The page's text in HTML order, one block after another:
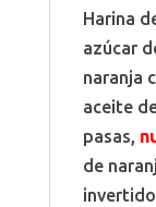
Harina
azúcar
naranja
aceite
pasas,
de